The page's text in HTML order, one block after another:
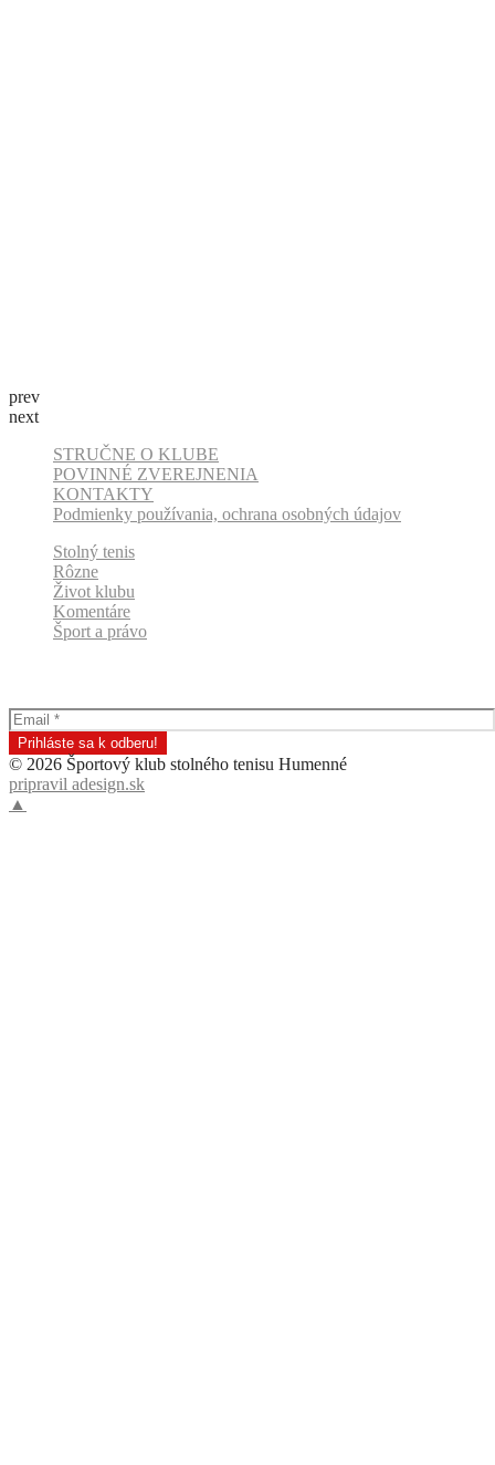
prev
next
STRUČNE O KLUBE
POVINNÉ ZVEREJNENIA
KONTAKTY
Podmienky používania, ochrana osobných údajov
Stolný tenis
Rôzne
Život klubu
Komentáre
Šport a právo
© 2026 Športový klub stolného tenisu Humenné
pripravil adesign.sk
▲